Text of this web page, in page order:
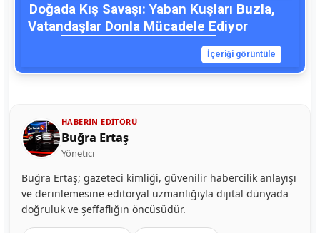
Doğada Kış Savaşı: Yaban Kuşları Buzla,
Vatandaşlar Donla Mücadele Ediyor
İçeriği görüntüle
HABERIN EDITÖRÜ
Buğra Ertaş
Yönetici
Buğra Ertaş; gazeteci kimliği, güvenilir habercilik anlayışı
ve derinlemesine editoryal uzmanlığıyla dijital dünyada
doğruluk ve şeffaflığın öncüsüdür.